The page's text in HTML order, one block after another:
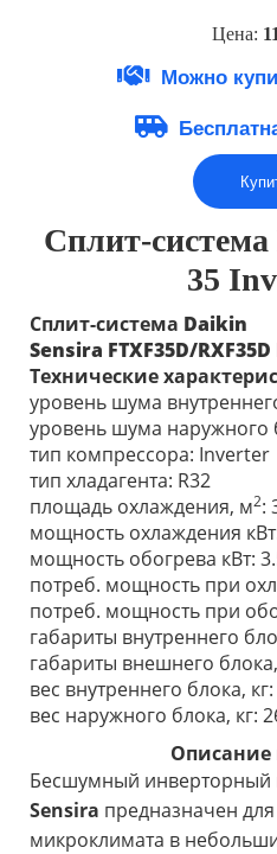
Цена:
Можно
Сплит-
35
Сплит-система Daikin
Sensira FTXF35D/RXF35D
Технические
уровень шума
уровень шума наружного
тип компрессора: Inverter
тип хладагента: R32
площадь охлаждения, м2:
мощность охлаждения
мощность обогрева кВт:
потреб. мощность при
потреб. мощность при
габариты внутреннего
габариты внешнего
вес внутреннего блока,
вес наружного блока, кг:
Бесшумный инверторный
Sensira предназначен
микроклимата в